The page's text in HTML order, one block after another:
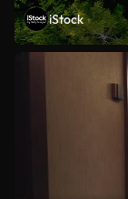
iStock